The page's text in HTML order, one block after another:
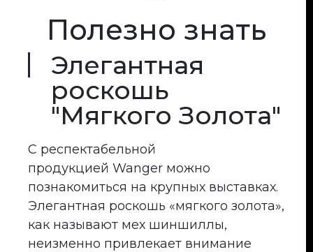
Полезно знать
Элегантная
роскошь
"Мягкого Золота"
С респектабельной
продукцией Wanger можно
познакомиться на крупных выставках.
Элегантная роскошь «мягкого золота»,
как называют мех шиншиллы,
неизменно привлекает внимание